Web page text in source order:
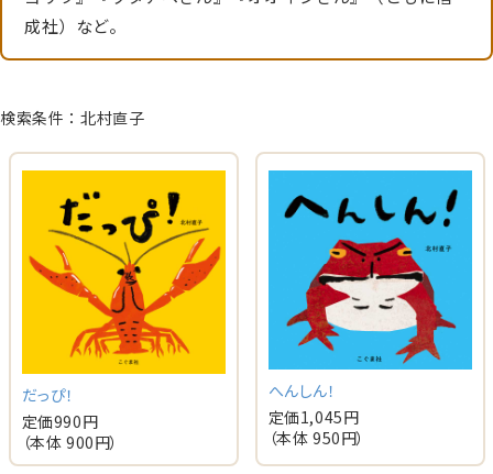
成社）など。
検索条件：北村直子
だっぴ！
定価990円
（本体 900円）
へんしん！
定価1,045円
（本体 950円）